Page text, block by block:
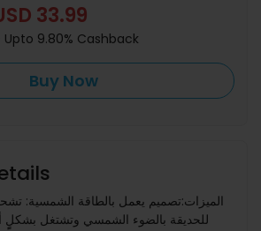
33.99
Upto 9.80% Cashback
Buy Now
الميزات:تصميم يعمل بالطاقة الشمسية:
للحديقة بالضوء الشمسي وتشتغل بشكلٍٍ